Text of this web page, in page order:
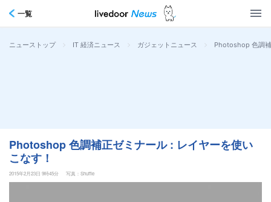
一覧
ニューストップ > IT 経済ニュース > ガジェットニュース > Photoshop 色調
Photoshop 色調補正ゼミナール : レイヤーを使い
こなす！
2015年2月23日 9時45分 写真：Shuffle